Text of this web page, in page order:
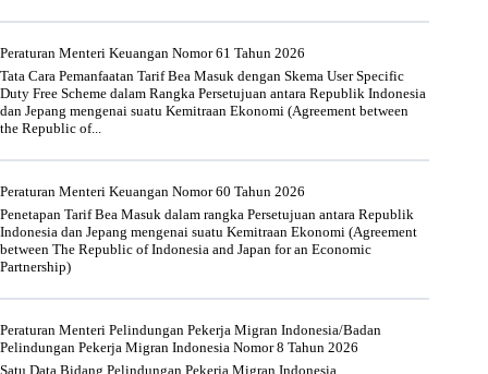
Peraturan Menteri Keuangan Nomor 61 Tahun 2026
Tata Cara Pemanfaatan Tarif Bea Masuk dengan Skema User Specific
Duty Free Scheme dalam Rangka Persetujuan antara Republik Indonesia
dan Jepang mengenai suatu Kemitraan Ekonomi (Agreement between
the Republic of...
Peraturan Menteri Keuangan Nomor 60 Tahun 2026
Penetapan Tarif Bea Masuk dalam rangka Persetujuan antara Republik
Indonesia dan Jepang mengenai suatu Kemitraan Ekonomi (Agreement
between The Republic of Indonesia and Japan for an Economic
Partnership)
Peraturan Menteri Pelindungan Pekerja Migran Indonesia/Badan
Pelindungan Pekerja Migran Indonesia Nomor 8 Tahun 2026
Satu Data Bidang Pelindungan Pekerja Migran Indonesia